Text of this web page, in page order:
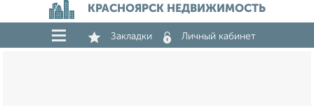
КРАСНОЯРСК НЕДВИЖИМОСТЬ
Закладки Личный кабинет